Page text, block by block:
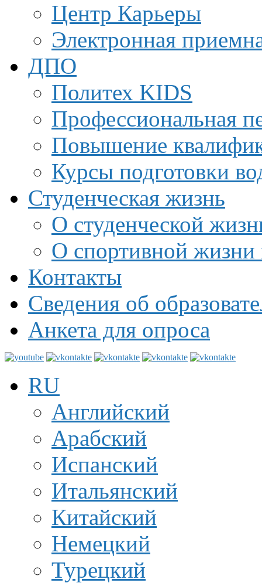
Центр Карьеры
Электронная
ДПО
Политех KIDS
Профессиональная
Повышение
Курсы подготовки
Студенческая жизнь
О студенческой
О спортивной жизни
Контакты
Сведения об
Анкета для опроса
RU
Английский
Арабский
Испанский
Итальянский
Китайский
Немецкий
Турецкий